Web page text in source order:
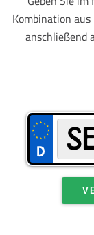
Kombination
anschließend